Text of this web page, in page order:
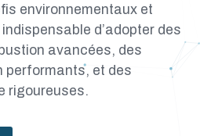
environnementaux et
d’adopter des
avancées, des
performants, et des
rigoureuses.